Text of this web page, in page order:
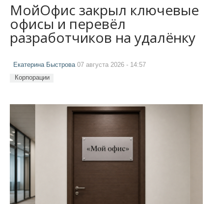
МойОфис закрыл ключевые
офисы и перевёл
разработчиков на удалёнку
Екатерина Быстрова07 августа 2026 - 14:57
Корпорации